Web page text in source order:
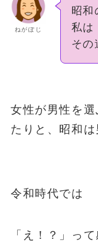
ねがぽじ
昭和
私は
その
女性が男性を
たりと、昭和は
令和時代では
「え！？」っ